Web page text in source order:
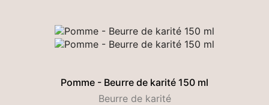
Pomme - Beurre de karité 150 ml
Beurre de karité